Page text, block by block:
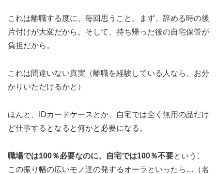
これは離職する度に、毎回思うこと。まず、辞める時の後
片付けが大変だから。そして、持ち帰った後の自宅保管が
負担だから。
これは間違いない真実（離職を経験している人なら、お分
かりいただけるかと）
ほんと、IDカードケースとか、自宅では全く無用の品だけ
ど仕事するとなると何かと必要になる。
職場では100％必要なのに、自宅では100％不要という、
この振り幅の広いモノ達の発するオーラといったら…（名